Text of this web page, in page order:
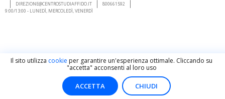
DIREZIONE@CENTROSTUDIAFFIDO.IT
800661592
9:00/13:00 - LUNEDÌ, MERCOLEDÌ, VENERDÌ
Il sito utilizza cookie per garantire un'esperienza ottimale. Cliccando su
"accetta" acconsenti al loro uso
ACCETTA CHIUDI